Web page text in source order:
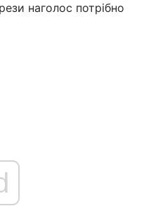
наголос потрібно